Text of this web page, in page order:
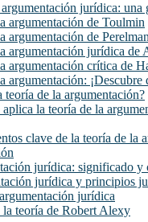
jurídica: una
argumentación de Toulmin
argumentación de
argumentación jurídica de
argumentación crítica de
argumentación: ¡Descubre
teoría de la argumentación?
aplica la teoría de la
clave de la teoría de la
jurídica: significado y
jurídica y principios
jurídica
la teoría de Robert Alexy